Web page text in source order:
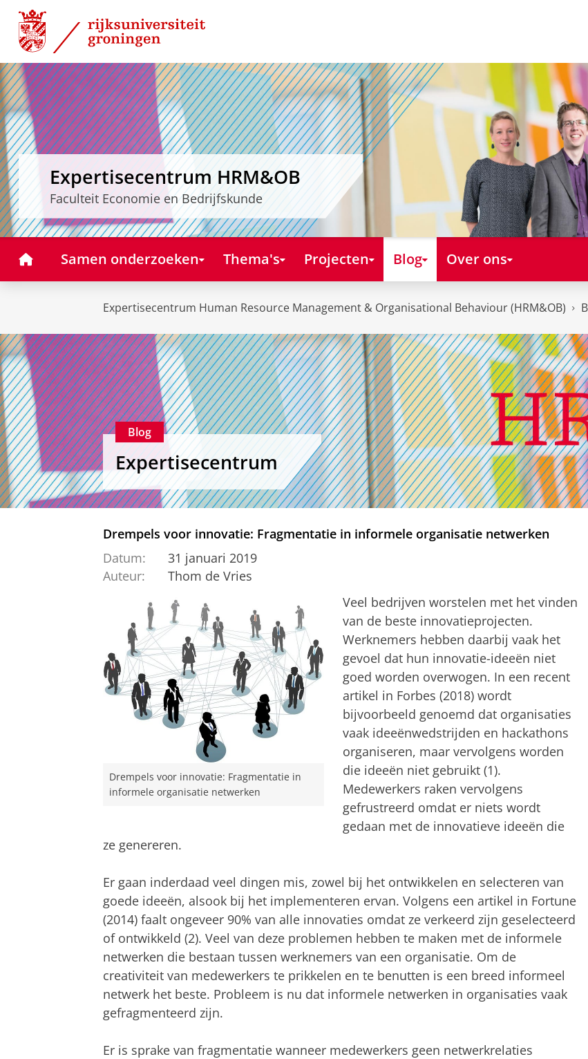
Skip
Content
Skip
Navigation
Expertisecentrum HRM&OB
Faculteit Economie en Bedrijfskunde
HomeSamen onderzoeken Thema's Projecten Blog Over ons
Expertisecentrum Human Resource Management & Organisational Behaviour (HRM&OB)
Blog
Expertisecentrum
Drempels voor innovatie: Fragmentatie in informele organisatie netwerken
Datum:
31 januari 2019
Auteur:
Thom de Vries
Drempels voor innovatie: Fragmentatie in
informele organisatie netwerken
Veel bedrijven worstelen met het vinden
van de beste innovatieprojecten.
Werknemers hebben daarbij vaak het
gevoel dat hun innovatie-ideeën niet
goed worden overwogen. In een recent
artikel in Forbes (2018) wordt
bijvoorbeeld genoemd dat organisaties
vaak ideeënwedstrijden en hackathons
organiseren, maar vervolgens worden
die ideeën niet gebruikt (1).
Medewerkers raken vervolgens
gefrustreerd omdat er niets wordt
gedaan met de innovatieve ideeën die
ze genereren.
Er gaan inderdaad veel dingen mis, zowel bij het ontwikkelen en selecteren van
goede ideeën, alsook bij het implementeren ervan. Volgens een artikel in Fortune
(2014) faalt ongeveer 90% van alle innovaties omdat ze verkeerd zijn geselecteerd
of ontwikkeld (2). Veel van deze problemen hebben te maken met de informele
netwerken die bestaan tussen werknemers van een organisatie. Om de
creativiteit van medewerkers te prikkelen en te benutten is een breed informeel
netwerk het beste. Probleem is nu dat informele netwerken in organisaties vaak
gefragmenteerd zijn.
Er is sprake van fragmentatie wanneer medewerkers geen netwerkrelaties